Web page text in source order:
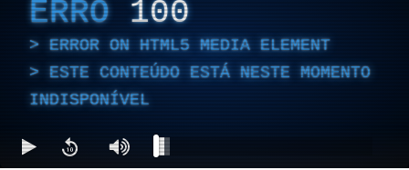
ERRO 100
ERROR ON HTML5 MEDIA ELEMENT
ESTE CONTEÚDO ESTÁ NESTE MOMENTO
INDISPONÍVEL